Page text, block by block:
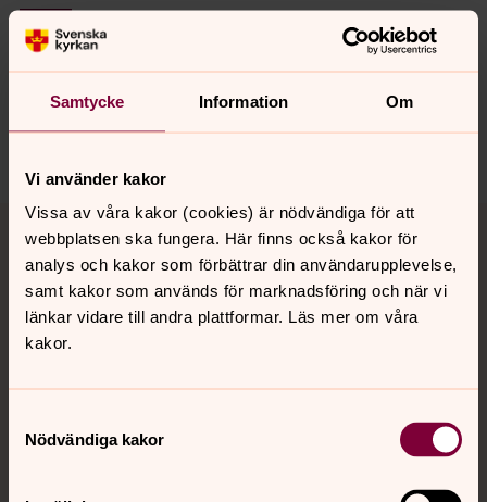
Samtycke Information Om
Vi använder kakor
Vissa av våra kakor (cookies) är nödvändiga för att
webbplatsen ska fungera. Här finns också kakor för
analys och kakor som förbättrar din användarupplevelse,
samt kakor som används för marknadsföring och när vi
länkar vidare till andra plattformar. Läs mer om våra
kakor.
Nödvändiga kakor
Synpunkter eller frågor på sidans
innehåll?
karlshamn.forsamling@svenskakyrkan.se
Tillbaka till toppen
Tillbaka till innehållet
Kontakt